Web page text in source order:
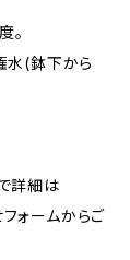
。
水(鉢下から
詳細は
ォームからご